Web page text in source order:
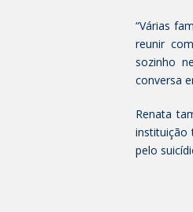
“Várias
reunir
sozinho
conversa
Renata
instituição
pelo